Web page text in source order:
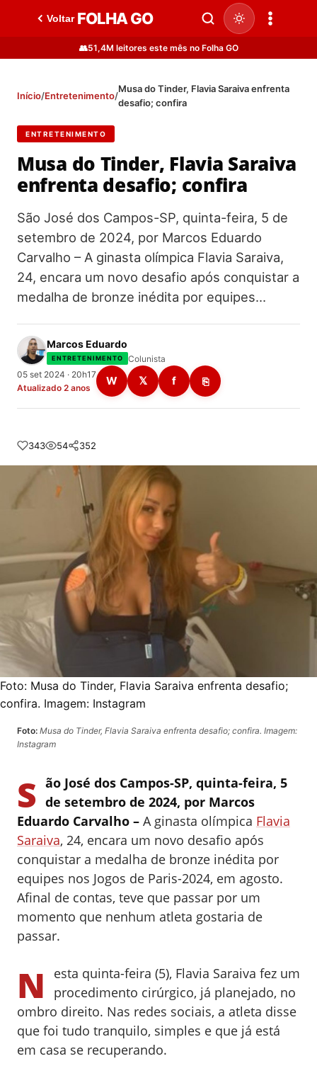
Voltar FOLHA GO
👥51,4M leitores este mês no Folha GO
Início/Entretenimento/
Musa do Tinder, Flavia Saraiva enfrenta
desafio; confira
ENTRETENIMENTO
Musa do Tinder, Flavia Saraiva
enfrenta desafio; confira
São José dos Campos-SP, quinta-feira, 5 de
setembro de 2024, por Marcos Eduardo
Carvalho – A ginasta olímpica Flavia Saraiva,
24, encara um novo desafio após conquistar a
medalha de bronze inédita por equipes…
Marcos Eduardo
ENTRETENIMENTO
Colunista
05 set 2024 · 20h17
Atualizado 2 anos
W 𝕏 f ⎘
343 54 352
Foto: Musa do Tinder, Flavia Saraiva enfrenta desafio;
confira. Imagem: Instagram
Foto: Musa do Tinder, Flavia Saraiva enfrenta desafio; confira. Imagem:
Instagram
S ão José dos Campos-SP, quinta-feira, 5
de setembro de 2024, por Marcos
Eduardo Carvalho – A ginasta olímpica Flavia
Saraiva, 24, encara um novo desafio após
conquistar a medalha de bronze inédita por
equipes nos Jogos de Paris-2024, em agosto.
Afinal de contas, teve que passar por um
momento que nenhum atleta gostaria de
passar.
N
esta quinta-feira (5), Flavia Saraiva fez um
procedimento cirúrgico, já planejado, no
ombro direito. Nas redes sociais, a atleta disse
que foi tudo tranquilo, simples e que já está
em casa se recuperando.